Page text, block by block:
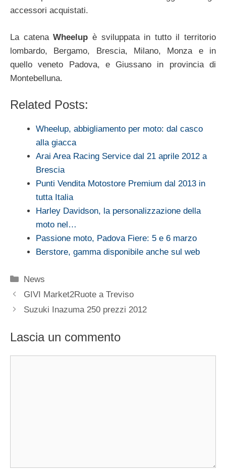
accessori acquistati.
La catenaWheelup è sviluppata in tutto il territorio
lombardo, Bergamo, Brescia, Milano, Monza e in
quello veneto Padova, e Giussano in provincia di
Montebelluna.
Related Posts:
Wheelup, abbigliamento per moto: dal casco
alla giacca
Arai Area Racing Service dal 21 aprile 2012 a
Brescia
Punti Vendita Motostore Premium dal 2013 in
tutta Italia
Harley Davidson, la personalizzazione della
moto nel…
Passione moto, Padova Fiere: 5 e 6 marzo
Berstore, gamma disponibile anche sul web
Categorie
News
GIVI Market2Ruote a Treviso
Suzuki Inazuma 250 prezzi 2012
Lascia un commento